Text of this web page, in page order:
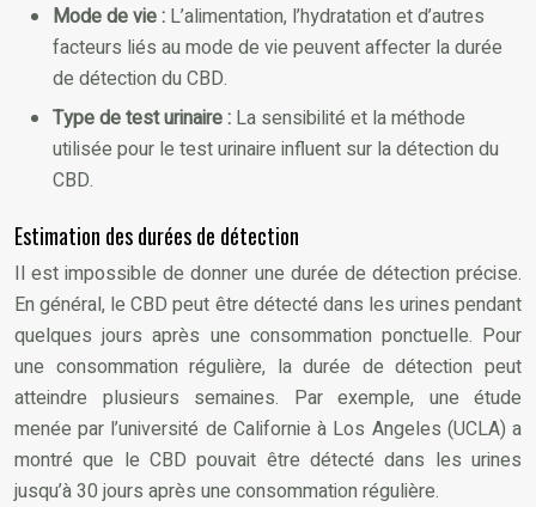
Mode de vie : L’alimentation, l’hydratation et d’autres
facteurs liés au mode de vie peuvent affecter la durée
de détection du CBD.
Type de test urinaire : La sensibilité et la méthode
utilisée pour le test urinaire influent sur la détection du
CBD.
Estimation des durées de détection
Il est impossible de donner une durée de détection précise.
En général, le CBD peut être détecté dans les urines pendant
quelques jours après une consommation ponctuelle. Pour
une consommation régulière, la durée de détection peut
atteindre plusieurs semaines. Par exemple, une étude
menée par l’université de Californie à Los Angeles (UCLA) a
montré que le CBD pouvait être détecté dans les urines
jusqu’à 30 jours après une consommation régulière.